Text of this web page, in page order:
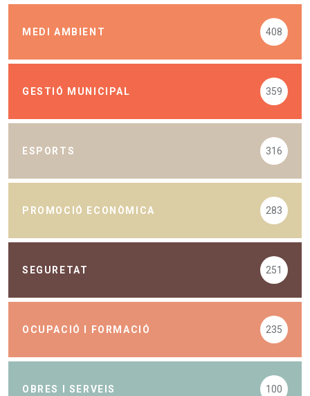
MEDI AMBIENT 408
GESTIÓ MUNICIPAL 359
ESPORTS 316
PROMOCIÓ ECONÒMICA 283
SEGURETAT 251
OCUPACIÓ I FORMACIÓ 235
OBRES I SERVEIS 100